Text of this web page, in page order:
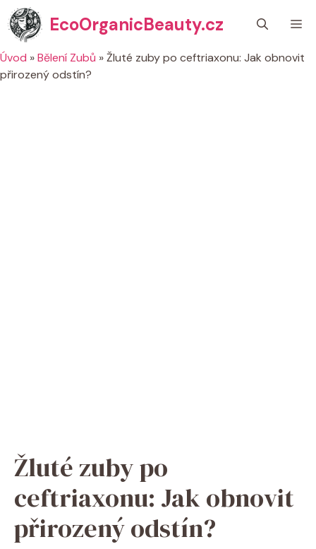
Přeskočit
na
obsah
EcoOrganicBeauty.cz
Úvod »Bělení Zubů »Žluté zuby po ceftriaxonu: Jak obnovit
přirozený odstín?
Žluté zuby po
ceftriaxonu: Jak obnovit
přirozený odstín?